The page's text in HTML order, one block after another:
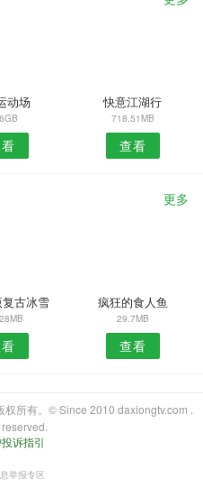
动场 快意江湖行
718.51MB
查看
更多
古冰雪 疯狂的食人鱼
29.7MB
查看
所有。© Since 2010 daxiongtv.com .
诉指引
举报专区